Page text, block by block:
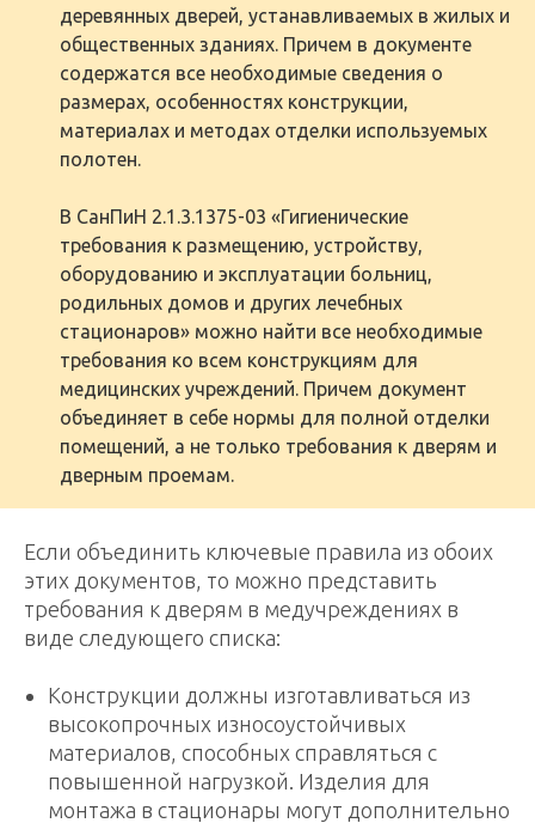
деревянных дверей, устанавливаемых в жилых и
общественных зданиях. Причем в документе
содержатся все необходимые сведения о
размерах, особенностях конструкции,
материалах и методах отделки используемых
полотен.
В СанПиН 2.1.3.1375-03 «Гигиенические
требования к размещению, устройству,
оборудованию и эксплуатации больниц,
родильных домов и других лечебных
стационаров» можно найти все необходимые
требования ко всем конструкциям для
медицинских учреждений. Причем документ
объединяет в себе нормы для полной отделки
помещений, а не только требования к дверям и
дверным проемам.
Если объединить ключевые правила из обоих
этих документов, то можно представить
требования к дверям в медучреждениях в
виде следующего списка:
Конструкции должны изготавливаться из
высокопрочных износоустойчивых
материалов, способных справляться с
повышенной нагрузкой. Изделия для
монтажа в стационары могут дополнительно